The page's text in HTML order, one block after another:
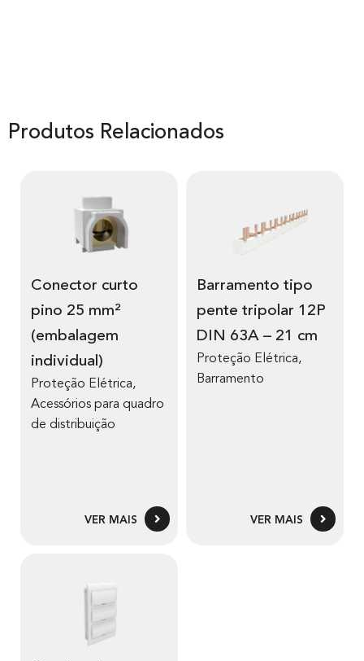
Produtos Relacionados
Conector curto
pino 25 mm²
(embalagem
individual)
Proteção Elétrica,
Acessórios para quadro
de distribuição
VER MAIS
Barramento tipo
pente tripolar 12P
DIN 63A – 21 cm
Proteção Elétrica,
Barramento
VER MAIS